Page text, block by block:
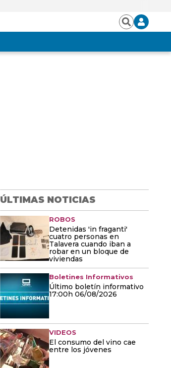
BuscarIniciar
sesión
ÚLTIMAS NOTICIAS
ROBOS
Detenidas 'in fraganti'
cuatro personas en
Talavera cuando iban a
robar en un bloque de
viviendas
Boletines Informativos
Último boletín informativo
17:00h 06/08/2026
VIDEOS
El consumo del vino cae
entre los jóvenes